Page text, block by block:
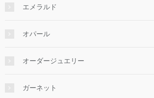
エメラルド
オパール
オーダージュエリー
ガーネット